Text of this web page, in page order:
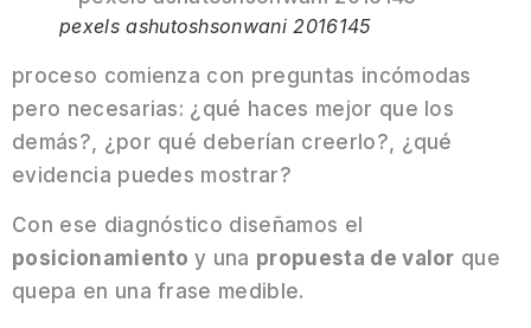
pexels ashutoshsonwani 2016145
proceso comienza con preguntas incómodas
pero necesarias: ¿qué haces mejor que los
demás?, ¿por qué deberían creerlo?, ¿qué
evidencia puedes mostrar?
Con ese diagnóstico diseñamos el
posicionamientoy una propuesta de valor que
quepa en una frase medible.